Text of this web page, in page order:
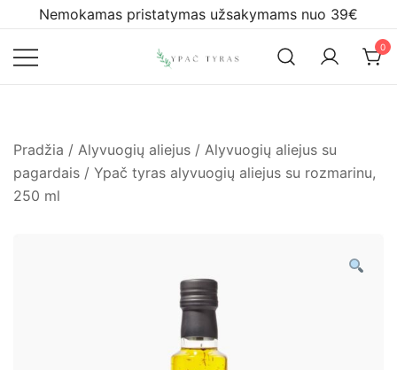
content
Nemokamas pristatymas užsakymams nuo 39€
0
Pradžia / Alyvuogių aliejus / Alyvuogių aliejus su
pagardais / Ypač tyras alyvuogių aliejus su rozmarinu,
250 ml